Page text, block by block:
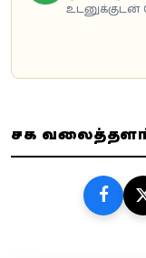
உடனுக்குடன்
சமூக